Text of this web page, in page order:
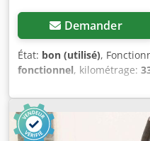
Demander
État: bon (utilisé),
fonctionnel, kilométrage:
, première
carburant:diesel, poids à
kg, configuration d'essieux:
carburant: